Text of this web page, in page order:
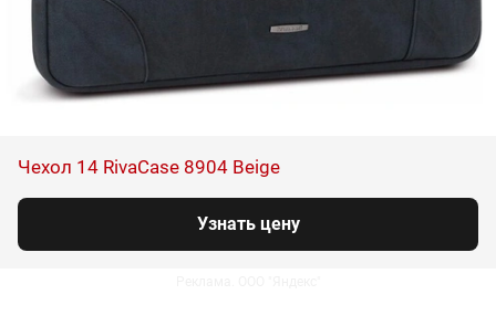
Чехол 14 RivaCase 8904 Beige
Узнать цену